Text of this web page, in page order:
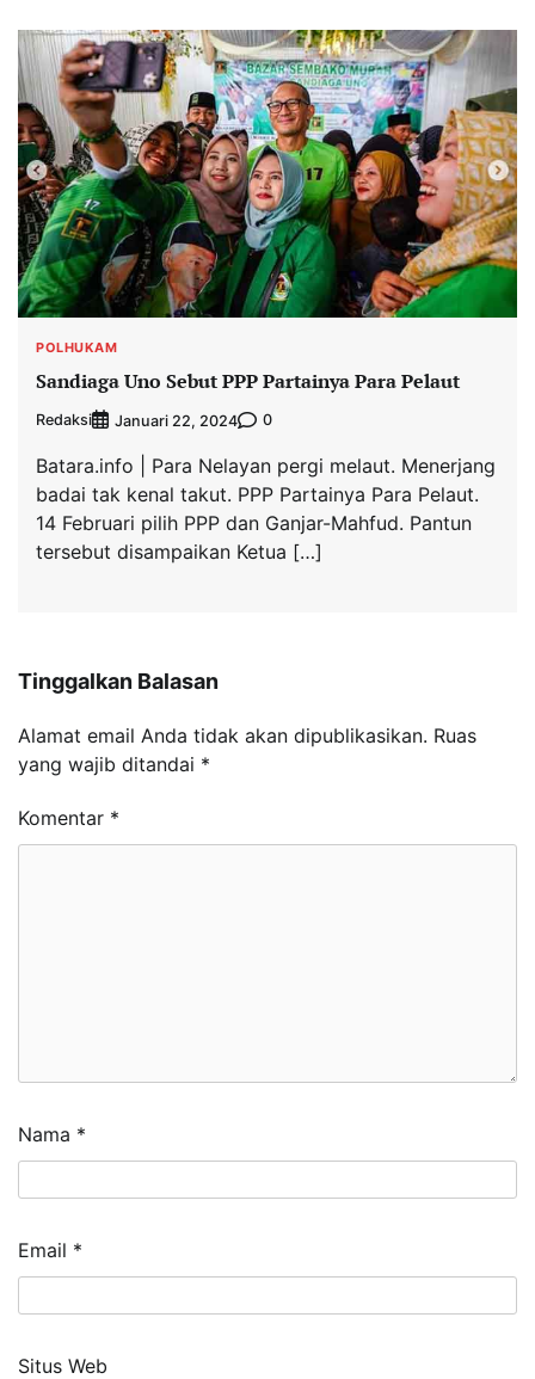
POLHUKAM
Sandiaga Uno Sebut PPP Partainya Para Pelaut
Redaksi Januari 22, 2024 0
Batara.info | Para Nelayan pergi melaut. Menerjang
badai tak kenal takut. PPP Partainya Para Pelaut.
14 Februari pilih PPP dan Ganjar-Mahfud. Pantun
tersebut disampaikan Ketua […]
Tinggalkan Balasan
Alamat email Anda tidak akan dipublikasikan. Ruas
yang wajib ditandai *
Komentar *
Nama *
Email *
Situs Web